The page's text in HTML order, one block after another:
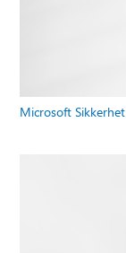
Microsoft Sikkerhet